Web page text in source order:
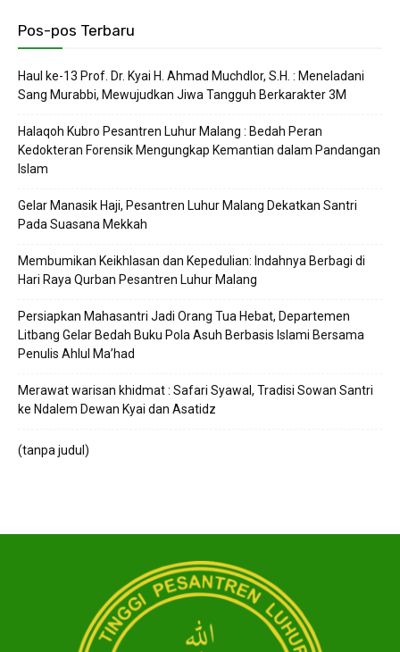
Pos-pos Terbaru
Haul ke-13 Prof. Dr. Kyai H. Ahmad Muchdlor, S.H. : Meneladani
Sang Murabbi, Mewujudkan Jiwa Tangguh Berkarakter 3M
Halaqoh Kubro Pesantren Luhur Malang : Bedah Peran
Kedokteran Forensik Mengungkap Kemantian dalam Pandangan
Islam
Gelar Manasik Haji, Pesantren Luhur Malang Dekatkan Santri
Pada Suasana Mekkah
Membumikan Keikhlasan dan Kepedulian: Indahnya Berbagi di
Hari Raya Qurban Pesantren Luhur Malang
Persiapkan Mahasantri Jadi Orang Tua Hebat, Departemen
Litbang Gelar Bedah Buku Pola Asuh Berbasis Islami Bersama
Penulis Ahlul Ma’had
Merawat warisan khidmat : Safari Syawal, Tradisi Sowan Santri
ke Ndalem Dewan Kyai dan Asatidz
(tanpa judul)